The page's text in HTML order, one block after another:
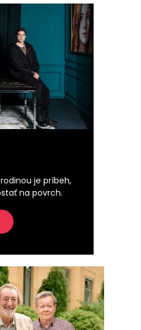
je príbeh,
na povrch.